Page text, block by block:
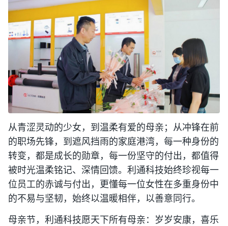
从青涩灵动的少女，到温柔有爱的母亲；从冲锋在前
的职场先锋，到遮风挡雨的家庭港湾，每一种身份的
转变，都是成长的勋章，每一份坚守的付出，都值得
被时光温柔铭记、深情回馈。利通科技始终珍视每一
位员工的赤诚与付出，更懂每一位女性在多重身份中
的不易与坚韧，始终以温暖相伴，以善意同行。
母亲节，利通科技愿天下所有母亲：岁岁安康，喜乐